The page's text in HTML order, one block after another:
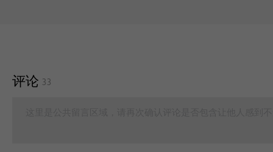
评论 33